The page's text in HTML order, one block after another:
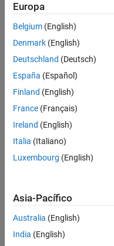
Europa
Belgium (English)
Denmark (English)
Deutschland (Deutsch)
España (Español)
Finland (English)
France (Français)
Ireland (English)
Italia (Italiano)
Luxembourg (English)
Asia-Pacífico
Australia (English)
India (English)
Centro de confianza
Política de privacidad
Información de contacto
© 1994-2026 The